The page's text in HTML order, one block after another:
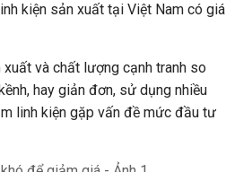
kiện sản xuất tại Việt Nam có giá
và chất lượng cạnh tranh so
hay giản đơn, sử dụng nhiều
linh kiện gặp vấn đề mức đầu tư